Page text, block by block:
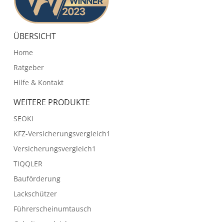
ÜBERSICHT
Home
Ratgeber
Hilfe & Kontakt
WEITERE PRODUKTE
SEOKI
KFZ-Versicherungsvergleich1
Versicherungsvergleich1
TIQQLER
Bauförderung
Lackschützer
Führerscheinumtausch